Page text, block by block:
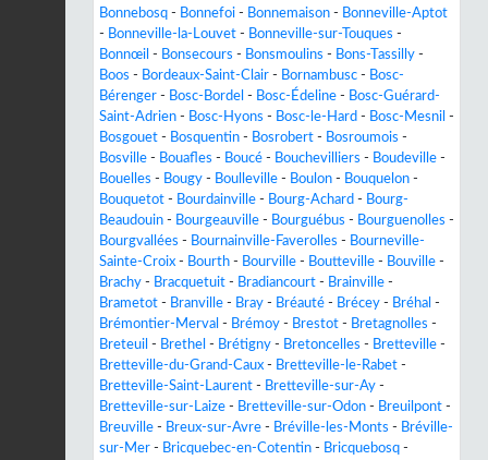
Bonnebosq - Bonnefoi - Bonnemaison - Bonneville-Aptot
- Bonneville-la-Louvet - Bonneville-sur-Touques -
Bonnœil - Bonsecours - Bonsmoulins - Bons-Tassilly -
Boos - Bordeaux-Saint-Clair - Bornambusc - Bosc-
Bérenger - Bosc-Bordel - Bosc-Édeline - Bosc-Guérard-
Saint-Adrien - Bosc-Hyons - Bosc-le-Hard - Bosc-Mesnil -
Bosgouet - Bosquentin - Bosrobert - Bosroumois -
Bosville - Bouafles - Boucé - Bouchevilliers - Boudeville -
Bouelles - Bougy - Boulleville - Boulon - Bouquelon -
Bouquetot - Bourdainville - Bourg-Achard - Bourg-
Beaudouin - Bourgeauville - Bourguébus - Bourguenolles -
Bourgvallées - Bournainville-Faverolles - Bourneville-
Sainte-Croix - Bourth - Bourville - Boutteville - Bouville -
Brachy - Bracquetuit - Bradiancourt - Brainville -
Brametot - Branville - Bray - Bréauté - Brécey - Bréhal -
Brémontier-Merval - Brémoy - Brestot - Bretagnolles -
Breteuil - Brethel - Brétigny - Bretoncelles - Bretteville -
Bretteville-du-Grand-Caux - Bretteville-le-Rabet -
Bretteville-Saint-Laurent - Bretteville-sur-Ay -
Bretteville-sur-Laize - Bretteville-sur-Odon - Breuilpont -
Breuville - Breux-sur-Avre - Bréville-les-Monts - Bréville-
sur-Mer - Bricquebec-en-Cotentin - Bricquebosq -